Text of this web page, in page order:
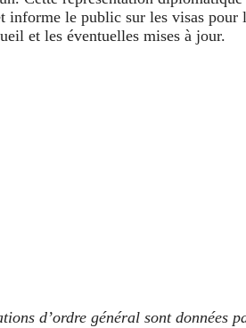
informe le public sur les visas pour
et les éventuelles mises à jour.
d’ordre général sont données